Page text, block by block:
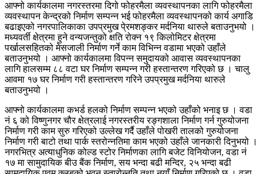
आफ्नो कार्यकालमा नगरस्तरमा दिगो फोहरमैला व्यवस्थापनका लागि फोहरमैला
व्यवस्थापन केन्द्रको निर्माण सम्पन्न भई फोहरमैला व्यवस्थापनको कार्य अगाडि
बढाइएको नगरपालिकाका उपप्रमुख पे्रमशङ्कर मर्दनिया थारुले बताउनुभयो ।
मध्यवर्ती क्षेत्रमा हुने वन्यजन्तुको क्षति रोक्न १९ किलोमिटर क्षेत्रमा
पर्खालसहितको मेसजाली निर्माण गर्ने काम विभिन्न वडामा भएको उहाँले
बताउनुभयो । आफ्नो कार्यकालमा विपन्न समुदायको आवास व्यवस्थापनका
लागि हालसम्म ८८ वटा घर निर्माण सम्पन्न गरी हस्तान्तरण गरिएको छ । चालु
आवमा १७ घर निर्माण गरी हस्तान्तरण गरिने उपप्रमुख मर्दनिया थारुले
बताउनुभयो ।
आफ्नो कार्यकालमा कभर्ड हलको निर्माण सम्पन्न भएको उहाँको भनाइ छ । वडा
नं ६ को विष्णुनगर चौर क्षेत्रलाई नगरस्तरीय रङ्गशाला निर्माण गर्न गुरुयोजना
निर्माण गरी काम सुरु गरिएको उल्लेख गर्दै उहाँले पोखरी तालको गुरुयोजना
निर्माण गरी बाटो तथा पार्क स्तरोन्नतिमा काम भएको उहाँले जानकारी दिनुभयो ।
नगरभित्र अत्याधुनिक कोल्ड स्टोर निर्माणका लागि बजेट विनियोजन, वडा नं
१७ मा सामुदायिक बीउ बैंक निर्माण, सय भन्दा बढी मन्दिर, २५ भन्दा बढी